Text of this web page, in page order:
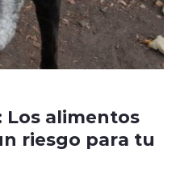
Los alimentos
riesgo para tu